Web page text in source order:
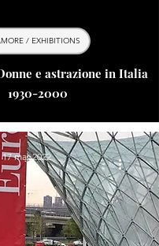
e astrazione in Italia
1930-2000
/ EXHIBITIONS
17 mar 2022